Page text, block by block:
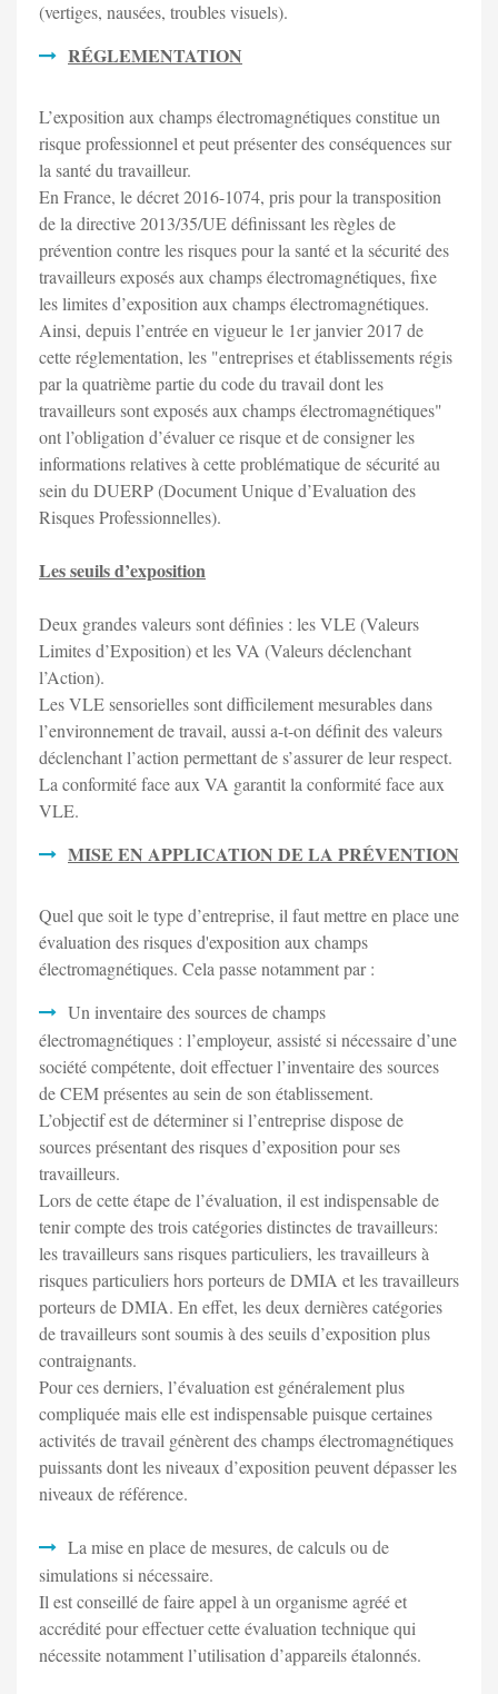
(vertiges, nausées, troubles visuels).
RÉGLEMENTATION
L’exposition aux champs électromagnétiques constitue un
risque professionnel et peut présenter des conséquences sur
la santé du travailleur.
En France, le décret 2016-1074, pris pour la transposition
de la directive 2013/35/UE définissant les règles de
prévention contre les risques pour la santé et la sécurité des
travailleurs exposés aux champs électromagnétiques, fixe
les limites d’exposition aux champs électromagnétiques.
Ainsi, depuis l’entrée en vigueur le 1er janvier 2017 de
cette réglementation, les "entreprises et établissements régis
par la quatrième partie du code du travail dont les
travailleurs sont exposés aux champs électromagnétiques"
ont l’obligation d’évaluer ce risque et de consigner les
informations relatives à cette problématique de sécurité au
sein du DUERP (Document Unique d’Evaluation des
Risques Professionnelles).
Les seuils d’exposition
Deux grandes valeurs sont définies : les VLE (Valeurs
Limites d’Exposition) et les VA (Valeurs déclenchant
l’Action).
Les VLE sensorielles sont difficilement mesurables dans
l’environnement de travail, aussi a-t-on définit des valeurs
déclenchant l’action permettant de s’assurer de leur respect.
La conformité face aux VA garantit la conformité face aux
VLE.
MISE EN APPLICATION DE LA PRÉVENTION
Quel que soit le type d’entreprise, il faut mettre en place une
évaluation des risques d'exposition aux champs
électromagnétiques. Cela passe notamment par :
Un inventaire des sources de champs
électromagnétiques : l’employeur, assisté si nécessaire d’une
société compétente, doit effectuer l’inventaire des sources
de CEM présentes au sein de son établissement.
L’objectif est de déterminer si l’entreprise dispose de
sources présentant des risques d’exposition pour ses
travailleurs.
Lors de cette étape de l’évaluation, il est indispensable de
tenir compte des trois catégories distinctes de travailleurs:
les travailleurs sans risques particuliers, les travailleurs à
risques particuliers hors porteurs de DMIA et les travailleurs
porteurs de DMIA. En effet, les deux dernières catégories
de travailleurs sont soumis à des seuils d’exposition plus
contraignants.
Pour ces derniers, l’évaluation est généralement plus
compliquée mais elle est indispensable puisque certaines
activités de travail génèrent des champs électromagnétiques
puissants dont les niveaux d’exposition peuvent dépasser les
niveaux de référence.
La mise en place de mesures, de calculs ou de
simulations si nécessaire.
Il est conseillé de faire appel à un organisme agréé et
accrédité pour effectuer cette évaluation technique qui
nécessite notamment l’utilisation d’appareils étalonnés.